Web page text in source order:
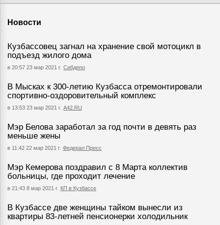
Новости
Кузбассовец загнал на хранение свой мотоцикл в
подъезд жилого дома
в 20:57 23 мар 2021 г. Сибдепо
В Мысках к 300-летию Кузбасса отремонтировали
спортивно-оздоровительный комплекс
в 13:53 23 мар 2021 г. А42.RU
Мэр Белова заработал за год почти в девять раз
меньше жены
в 11:42 22 мар 2021 г. Федерал Пресс
Мэр Кемерова поздравил с 8 Марта коллектив
больницы, где проходит лечение
в 21:43 8 мар 2021 г. КП в Кузбассе
В Кузбассе две женщины тайком вынесли из
квартиры 83-летней пенсионерки холодильник